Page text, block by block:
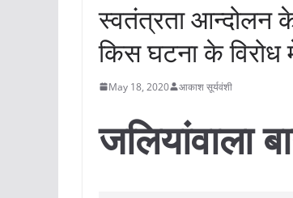
स्वतंत्रता आन्दोलन के
किस घटना के विरोध
May 18, 2020 आकाश सूर्यवंशी
जलियांवाला